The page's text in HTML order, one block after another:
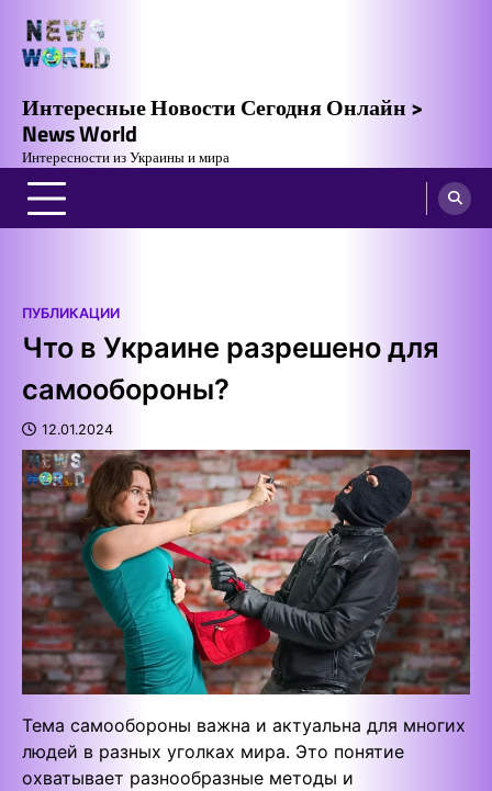
content
Интересные Новости Сегодня Онлайн >
News World
Интересности из Украины и мира
ПУБЛИКАЦИИ
Что в Украине разрешено для
самообороны?
12.01.2024
Тема самообороны важна и актуальна для многих
людей в разных уголках мира. Это понятие
охватывает разнообразные методы и